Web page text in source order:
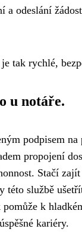
a odeslání
tak rychlé,
u notáře.
podpisem
propojení
Stačí
službě
k
kariéry.